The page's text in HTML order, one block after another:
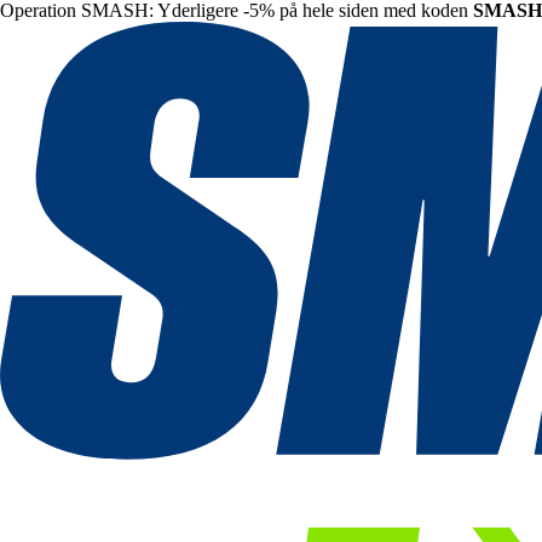
Operation SMASH: Yderligere -5% på hele siden med koden